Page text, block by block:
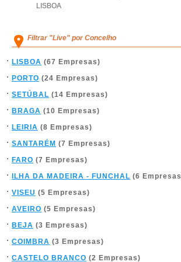
LISBOA
Filtrar "Live" por Concelho
LISBOA (67 Empresas)
PORTO (24 Empresas)
SETÚBAL (14 Empresas)
BRAGA (10 Empresas)
LEIRIA (8 Empresas)
SANTARÉM (7 Empresas)
FARO (7 Empresas)
ILHA DA MADEIRA - FUNCHAL (6
VISEU (5 Empresas)
AVEIRO (5 Empresas)
BEJA (3 Empresas)
COIMBRA (3 Empresas)
CASTELO BRANCO (2 Empresas)